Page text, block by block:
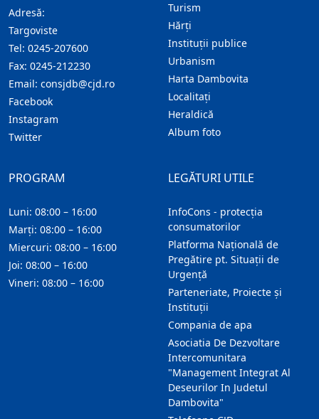
Adresă:
Targoviste
Tel: 0245-207600
Fax: 0245-212230
Email: consjdb@cjd.ro
Facebook
Instagram
Twitter
Turism
Hărţi
Instituţii publice
Urbanism
Harta Dambovita
Localitaţi
Heraldică
Album foto
LEGĂTURI UTILE
InfoCons - protecția
consumatorilor
Platforma Națională de
Pregătire pt. Situații de
Urgență
Parteneriate, Proiecte și
Instituții
Compania de apa
Asociatia De Dezvoltare
Intercomunitara
"Management Integrat Al
Deseurilor In Judetul
Dambovita"
PROGRAM
Luni: 08:00 – 16:00
Marți: 08:00 – 16:00
Miercuri: 08:00 – 16:00
Joi: 08:00 – 16:00
Vineri: 08:00 – 16:00